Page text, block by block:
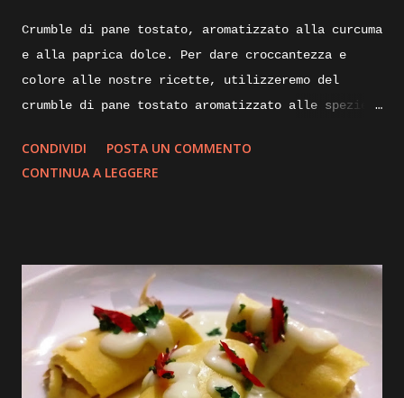
Crumble di pane tostato, aromatizzato alla curcuma
e alla paprica dolce. Per dare croccantezza e
colore alle nostre ricette, utilizzeremo del
crumble di pane tostato aromatizzato alle spezie.
impreziosire e dare croccantezza ai mie piatti.
Ingredienti: mollica di pane non troppo fresca un
portiamola in una padella calda, la fiamma dovrà
essere bassissima, aggiungiamoci un paio di foglie
di alloro e uno spicchio d’aglio sbucciato,
iniziamo la tostatura mescolando insieme il
composto con l’aiuto di una paletta, dopo qualche
CONDIVIDI
POSTA UN COMMENTO
CONTINUA A LEGGERE